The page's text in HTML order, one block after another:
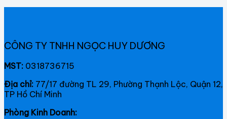
CÔNG TY TNHH NGỌC HUY DƯƠNG
MST: 0318736715
Địa chỉ: 77/17 đường TL 29, Phường Thạnh Lộc, Quận 12,
TP Hồ Chí Minh
Phòng Kinh Doanh: